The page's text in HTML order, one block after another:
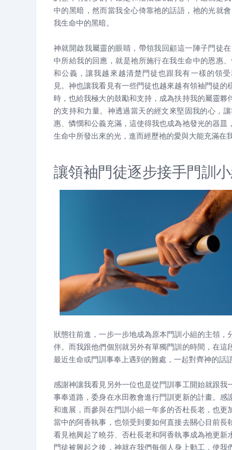
中的黑暗，然而當我全心倚靠祂的話語，祂的光就
我生命中的黑暗。
神就開啟我屬靈的眼睛，帶領我回顧這一陣子門徒
中所給我的回應，就是祂所施行在我生命中的恩惠
和公義，讓我越來越清楚門徒也跟我有一樣的領
見。神也讓我看見有一些門徒也越來越有領袖門徒
時，也給我極大的鼓勵和支持，成為扶持我的屬靈
的支持和力量。神透過當天的經文來堅固我的心，
惠、憐憫和公義充滿，這使得我也成為祂發光的器
生命中所發出來的光，進而經歷祂的愛與大能充滿在我
讓領袖門徒逐步接手門訓
狀態往前進，一步一步地成為原本門訓小組的主領
伴。而我跟他們個別就另外有單獨門訓的時間，在
最近生命或門訓事奉上遇到的難處，一起對齊神的話
感謝神讓我看見另外一位也是從門訓事工開始就跟
事奉道路，委身在水田教會進行門訓更新的計畫。
和進展，而參與在門訓小組一年多的否杜長老，也
當中的阿香執事，也領受到要如何直接去關心目前
看見祂興起了曉芬、否杜長老和阿香執事成為祂更
門徒被興起之後，神就在我們每個人身上動工，使